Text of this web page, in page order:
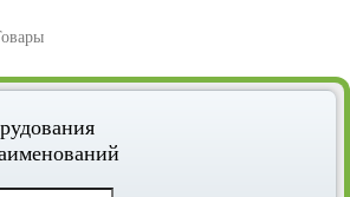
зерновых и производства кормов
Клапана
с ручным приводом